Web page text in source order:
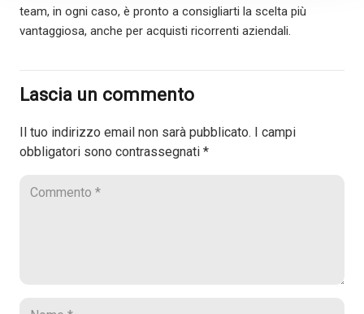
team, in ogni caso, è pronto a consigliarti la scelta più
vantaggiosa, anche per acquisti ricorrenti aziendali.
Lascia un commento
Il tuo indirizzo email non sarà pubblicato.
I campi
obbligatori sono contrassegnati *